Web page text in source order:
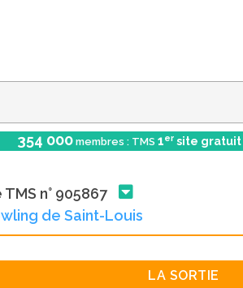
354 000 membres : TMS 1er site gratuit
n° 905867
de Saint-Louis
LA SORTIE